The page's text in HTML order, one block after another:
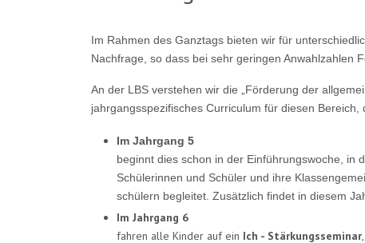
Im Rahmen des Ganztags bieten wir für
Nachfrage, so dass bei sehr geringen Anwahlzahlen
An der LBS verstehen wir die „Förderung der
jahrgangsspezifisches Curriculum für diesen
Im Jahrgang 5
beginnt dies schon in der Einführungswoche, in
Schülerinnen und Schüler und ihre
schülern begleitet. Zusätzlich findet in diesem
Im Jahrgang 6
fahren alle Kinder auf ein Ich - Stärkungsseminar